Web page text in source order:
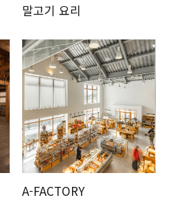
말고기 요리
A-FACTORY